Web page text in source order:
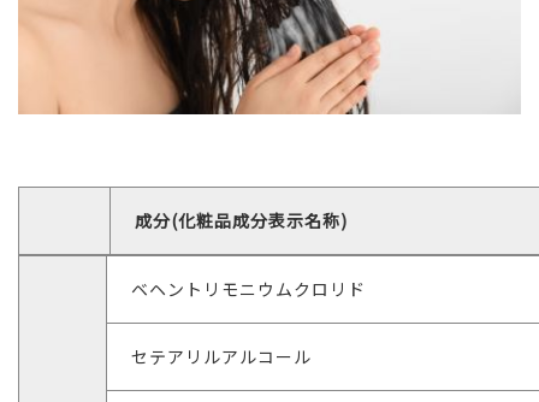
成分(化粧品成分表示名称)
ベヘントリモニウムクロリド
セテアリルアルコール